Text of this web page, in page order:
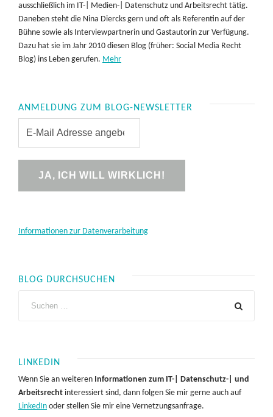
ausschließlich im IT-| Medien-| Datenschutz und Arbeitsrecht tätig.
Daneben steht die Nina Diercks gern und oft als Referentin auf der
Bühne sowie als Interviewpartnerin und Gastautorin zur Verfügung.
Dazu hat sie im Jahr 2010 diesen Blog (früher: Social Media Recht
Blog) ins Leben gerufen. Mehr
ANMELDUNG ZUM BLOG-NEWSLETTER
Informationen zur Datenverarbeitung
BLOG DURCHSUCHEN
LINKEDIN
Wenn Sie an weiteren Informationen zum IT-| Datenschutz-| und
Arbeitsrecht interessiert sind, dann folgen Sie mir gerne auch auf
LinkedIn oder stellen Sie mir eine Vernetzungsanfrage.